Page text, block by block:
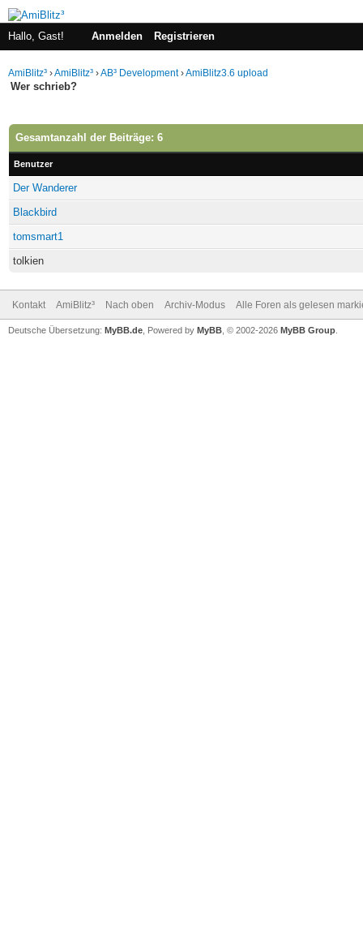
Hallo, Gast! Anmelden Registrieren
AmiBlitz³ ›AmiBlitz³ ›AB³ Development›AmiBlitz3.6 upload
Wer schrieb?
Gesamtanzahl der Beiträge: 6
Benutzer
Der Wanderer
Blackbird
tomsmart1
tolkien
Kontakt AmiBlitz³ Nach oben Archiv-Modus Alle Foren als gelesen
Deutsche Übersetzung: MyBB.de , Powered by MyBB , © 2002-2026 MyBB Group